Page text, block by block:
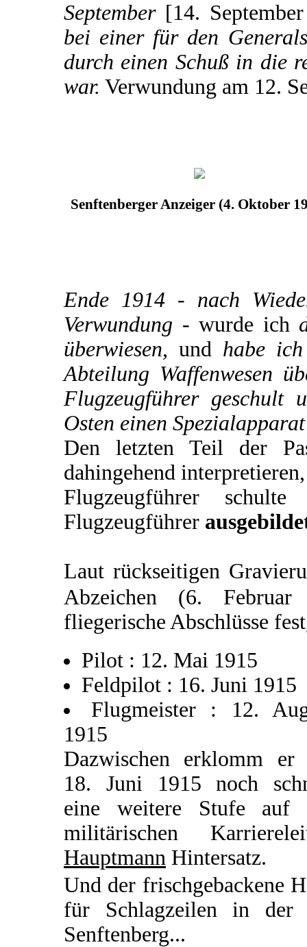
September[14.
bei einer für den
durch einen Schuß in die
war. Verwundung am 12.
Senftenberger Anzeiger (4. Oktober
Ende 1914 - nach
Verwundung -wurde ich
überwiesen, und habe
Abteilung Waffenwesen
Flugzeugführer
Osten einen
Den letzten Teil der
dahingehend
Flugzeugführer
Flugzeugführer
Laut rückseitigen
Abzeichen (6.
fliegerische Abschlüsse
Pilot : 12. Mai 1915
Feldpilot : 16. Juni 1915
Flugmeister : 12.
1915
Dazwischen erklomm er
18. Juni 1915 noch
eine weitere Stufe auf
militärischen
Hauptmann Hintersatz.
Und der frischgebackene
für Schlagzeilen in der
Senftenberg...